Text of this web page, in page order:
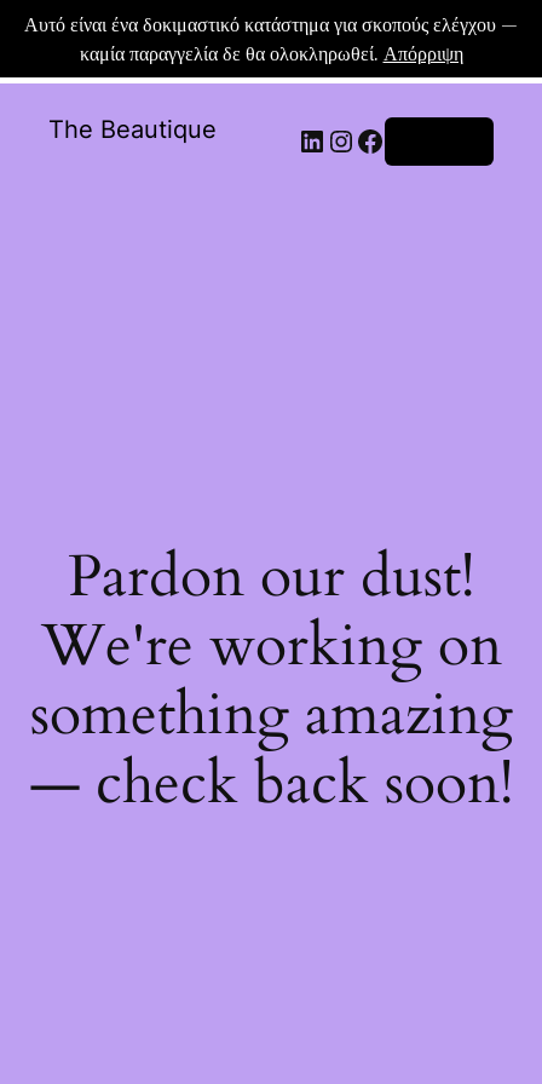
Αυτό είναι ένα δοκιμαστικό κατάστημα για σκοπούς ελέγχου —
καμία παραγγελία δε θα ολοκληρωθεί. Απόρριψη
The Beautique
Pardon our dust!
We're working on
something amazing
— check back soon!